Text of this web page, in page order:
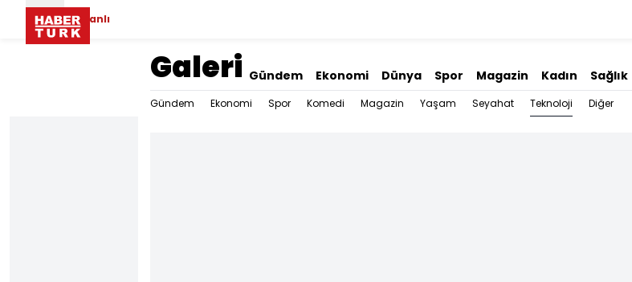
Canlı
Galeri Gündem Ekonomi Dünya Spor Magazin Kadın Sağlık
Gündem Ekonomi Spor Komedi Magazin Yaşam Seyahat Teknoloji Diğer